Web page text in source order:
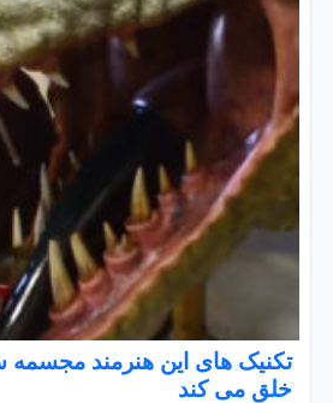
تکنیک های این هنرمند مجسمه
خلق می کند